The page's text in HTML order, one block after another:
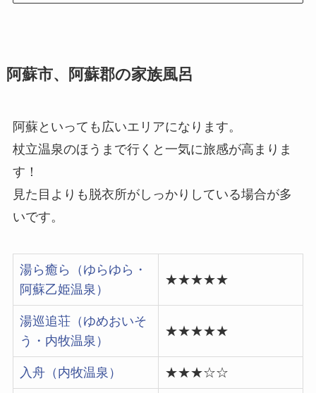
阿蘇市、阿蘇郡の家族風呂
阿蘇といっても広いエリアになります。
杖立温泉のほうまで行くと一気に旅感が高まりま
す！
見た目よりも脱衣所がしっかりしている場合が多
いです。
湯ら癒ら（ゆらゆら・
阿蘇乙姫温泉）
★★★★★
湯巡追荘（ゆめおいそ
う・内牧温泉）
★★★★★
入舟（内牧温泉） ★★★☆☆